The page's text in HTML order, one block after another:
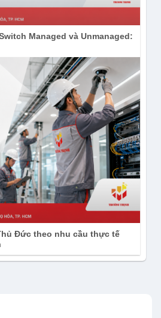
Managed và Unmanaged:
Đức theo nhu cầu thực tế